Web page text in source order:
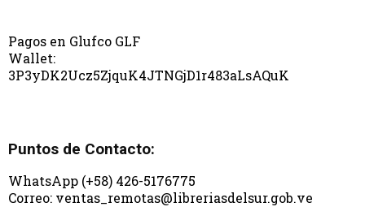
Pagos en Glufco GLF
Wallet:
3P3yDK2Ucz5ZjquK4JTNGjD1r483aLsAQuK
Puntos de Contacto:
WhatsApp (+58) 426-5176775
Correo: ventas_remotas@libreriasdelsur.gob.ve